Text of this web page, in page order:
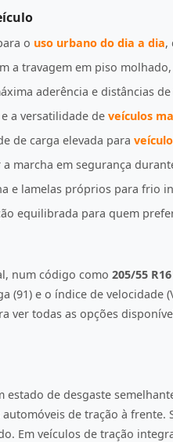
o uso urbano do dia a dia,
a travagem em piso
aderência e distâncias
a versatilidade de veículos
de carga elevada para
marcha em segurança
e lamelas próprios para frio
equilibrada para quem
num código como 205/55
(91) e o índice de
ver todas as opções
de desgaste
de tração à frente.
Em veículos de tração